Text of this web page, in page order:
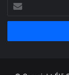
cím
megadása